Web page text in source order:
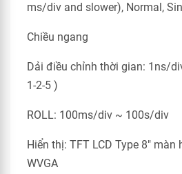
ms/div and slower), Normal,
Chiều ngang
Dải điều chỉnh thời gian: 1ns/
1‐2‐5 )
ROLL: 100ms/div ~ 100s/div
Hiển thị: TFT LCD Type 8" màn
WVGA